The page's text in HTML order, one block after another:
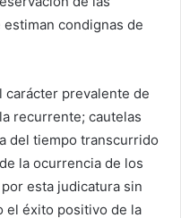
condignas de
carácter prevalente de
recurrente; cautelas
del tiempo transcurrido
la ocurrencia de los
esta judicatura sin
el éxito positivo de la